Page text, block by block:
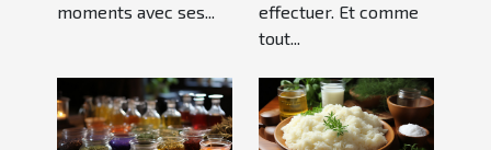
moments avec ses...
effectuer. Et comme
tout...